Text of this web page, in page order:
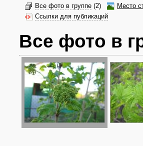
Все фото в группе (2) Место
Ссылки для публикаций
Все фото в